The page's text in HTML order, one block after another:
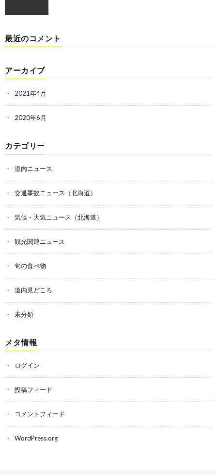
最近のコメント
アーカイブ
2021年4月
2020年6月
カテゴリー
道内ニュース
交通事故ニュース（北海道）
気候・天気ニュース（北海道）
観光関連ニュース
旬の食べ物
道内見どころ
未分類
メタ情報
ログイン
投稿フィード
コメントフィード
WordPress.org